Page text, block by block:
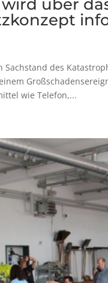
über
des
wie Telefon,...